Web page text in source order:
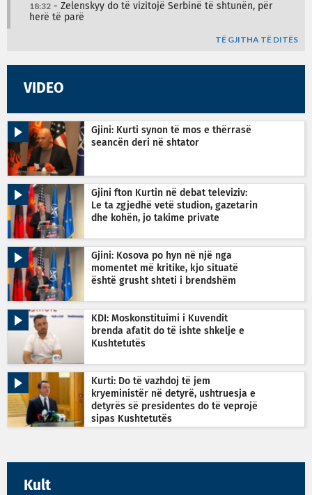
18:32 - Zelenskyy do të vizitojë Serbinë të shtunën, për
herë të parë
TË GJITHA TË DITËS
VIDEO
Gjini: Kurti synon të mos e thërrasë
seancën deri në shtator
Gjini fton Kurtin në debat televiziv:
Le ta zgjedhë vetë studion, gazetarin
dhe kohën, jo takime private
Gjini: Kosova po hyn në një nga
momentet më kritike, kjo situatë
është grusht shteti i brendshëm
KDI: Moskonstituimi i Kuvendit
brenda afatit do të ishte shkelje e
Kushtetutës
Kurti: Do të vazhdoj të jem
kryeministër në detyrë, ushtruesja e
detyrës së presidentes do të veprojë
sipas Kushtetutës
Kult